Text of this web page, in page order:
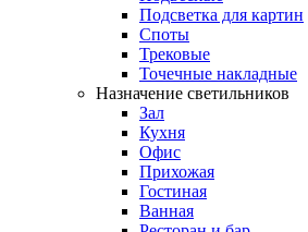
Подсветка для картин
Споты
Трековые
Точечные накладные
Назначение светильников
Зал
Кухня
Офис
Прихожая
Гостиная
Ванная